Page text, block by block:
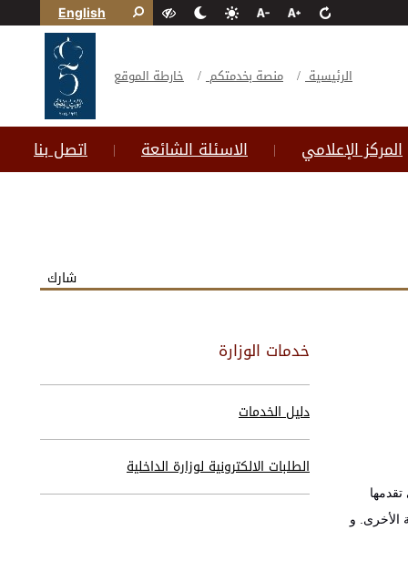
English
الرئيسية منصة بخدمتكم خارطة الموقع
المركز الإعلامي | الاسئلة الشائعة | اتصل بنا
شارك
تقدمها
الأخرى. و
خدمات الوزارة
دليل الخدمات
الطلبات الالكترونية لوزارة الداخلية